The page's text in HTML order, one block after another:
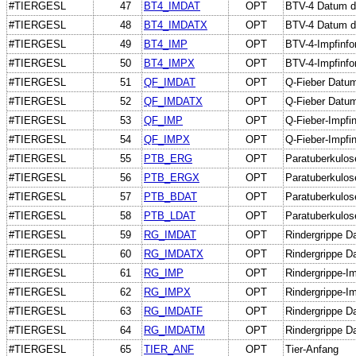
#TIERGESL
47 BT4_IMDAT OPT
BTV-4 Datum
#TIERGESL
48 BT4_IMDATX OPT
BTV-4 Datum
#TIERGESL
49 BT4_IMP OPT
BTV-4-
#TIERGESL
50 BT4_IMPX OPT
BTV-4-
#TIERGESL
51 QF_IMDAT OPT
Q-Fieber
#TIERGESL
52 QF_IMDATX OPT
Q-Fieber
#TIERGESL
53 QF_IMP OPT
Q-Fieber-
#TIERGESL
54 QF_IMPX OPT
Q-Fieber-
#TIERGESL
55 PTB_ERG OPT
#TIERGESL
56 PTB_ERGX OPT
#TIERGESL
57 PTB_BDAT OPT
#TIERGESL
58 PTB_LDAT OPT
#TIERGESL
59 RG_IMDAT OPT
Rindergrippe
#TIERGESL
60 RG_IMDATX OPT
Rindergrippe
#TIERGESL
61 RG_IMP OPT
Rindergrippe-
#TIERGESL
62 RG_IMPX OPT
Rindergrippe-
#TIERGESL
63 RG_IMDATF OPT
Rindergrippe
#TIERGESL
64 RG_IMDATM OPT
Rindergrippe
#TIERGESL
65 TIER_ANF OPT
Tier-Anfang